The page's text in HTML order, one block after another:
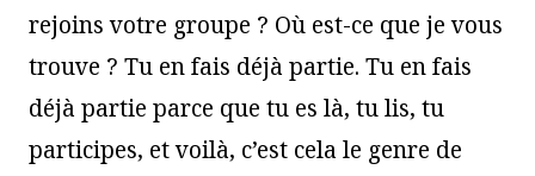
rejoins votre groupe ? Où est-ce que je vous
trouve ? Tu en fais déjà partie. Tu en fais
déjà partie parce que tu es là, tu lis, tu
participes, et voilà, c’est cela le genre de